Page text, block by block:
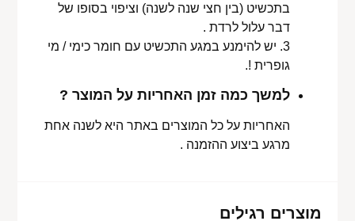
בתכשיט (בין חצי שנה לשנה) וציפוי בסופו של
דבר עלול לרדת .
3. יש להימנע במגע התכשיט עם חומר כימי / מי
גופרית !.
למשך כמה זמן האחריות על המוצר ?
האחריות על כל המוצרים באתר היא לשנה אחת
מרגע ביצוע ההזמנה .
מוצרים רגילים